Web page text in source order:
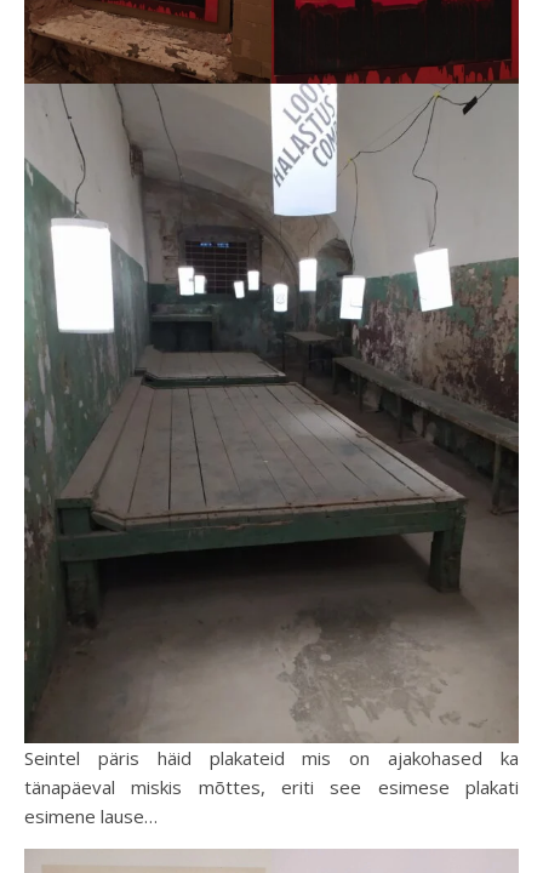
Seintel päris häid plakateid mis on ajakohased ka
tänapäeval miskis mõttes, eriti see esimese plakati
esimene lause…